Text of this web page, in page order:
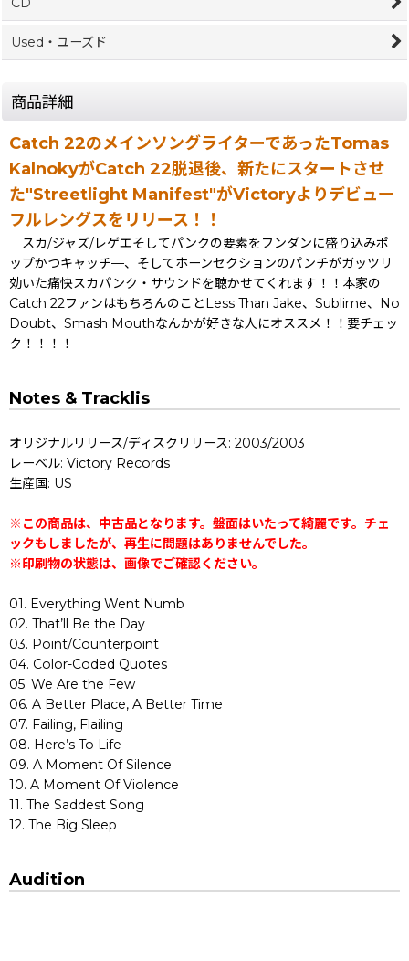
Used・ユーズド
商品詳細
Catch 22のメインソングライターであったTomas
KalnokyがCatch 22脱退後、新たにスタートさせ
た"Streetlight Manifest"がVictoryよりデビュー
フルレングスをリリース！！
スカ/ジャズ/レゲエそしてパンクの要素をフンダンに盛り込みポ
ップかつキャッチ—、そしてホーンセクションのパンチがガッツリ
効いた痛快スカパンク・サウンドを聴かせてくれます！！本家の
Catch 22ファンはもちろんのことLess Than Jake、Sublime、No
Doubt、Smash Mouthなんかが好きな人にオススメ！！要チェッ
ク！！！！
Notes & Tracklis
オリジナルリリース/ディスクリリース: 2003/2003
レーベル: Victory Records
生産国: US
※この商品は、中古品となります。盤面はいたって綺麗です。チェ
ックもしましたが、再生に問題はありませんでした。
※印刷物の状態は、画像でご確認ください。
01. Everything Went Numb
02. That’ll Be the Day
03. Point/Counterpoint
04. Color-Coded Quotes
05. We Are the Few
06. A Better Place, A Better Time
07. Failing, Flailing
08. Here’s To Life
09. A Moment Of Silence
10. A Moment Of Violence
11. The Saddest Song
12. The Big Sleep
Audition